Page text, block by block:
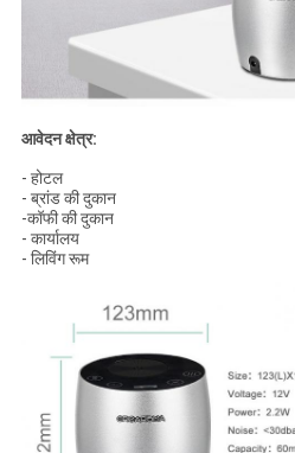
आवेदन क्षेत्र:
- होटल
- ब्रांड की दुकान
-कॉफी की दुकान
- कार्यालय
- लिविंग रूम